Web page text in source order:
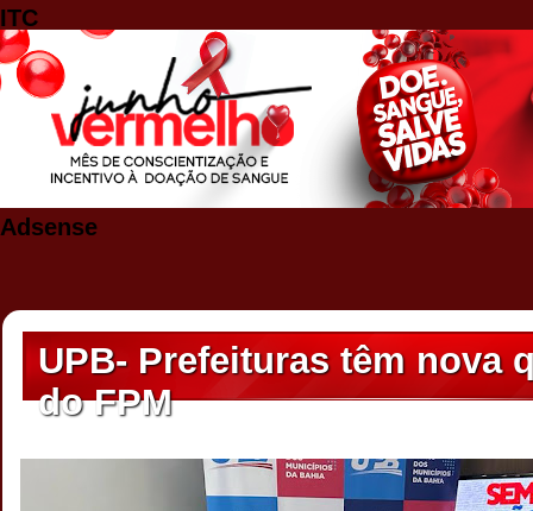
ITC
Adsense
UPB- Prefeituras têm nova
do FPM